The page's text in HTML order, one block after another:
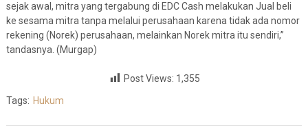
sejak awal, mitra yang tergabung di EDC Cash melakukan Jual beli
ke sesama mitra tanpa melalui perusahaan karena tidak ada nomor
rekening (Norek) perusahaan, melainkan Norek mitra itu sendiri,”
tandasnya. (Murgap)
Post Views: 1,355
Tags: Hukum